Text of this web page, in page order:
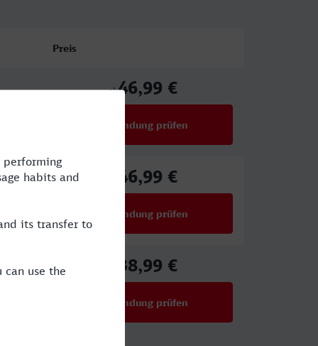
Preis
ab46,99 €
Verbindung prüfen
46,99 €
Verbindung prüfen
38,99 €
Verbindung prüfen